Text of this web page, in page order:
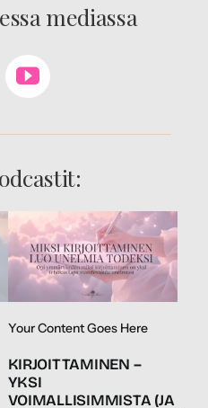
mediassa
Your Content Goes Here
KIRJOITTAMINEN –
YKSI
VOIMALLISIMMISTA (JA